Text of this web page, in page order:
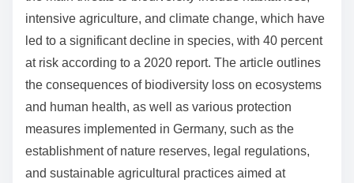
intensive agriculture, and climate change, which have
led to a significant decline in species, with 40 percent
at risk according to a 2020 report. The article outlines
the consequences of biodiversity loss on ecosystems
and human health, as well as various protection
measures implemented in Germany, such as the
establishment of nature reserves, legal regulations,
and sustainable agricultural practices aimed at